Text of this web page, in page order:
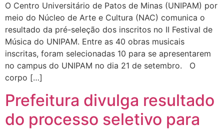
O Centro Universitário de Patos de Minas (UNIPAM) por
meio do Núcleo de Arte e Cultura (NAC) comunica o
resultado da pré-seleção dos inscritos no II Festival de
Música do UNIPAM. Entre as 40 obras musicais
inscritas, foram selecionadas 10 para se apresentarem
no campus do UNIPAM no dia 21 de setembro. O
corpo […]
Prefeitura divulga resultado
do processo seletivo para